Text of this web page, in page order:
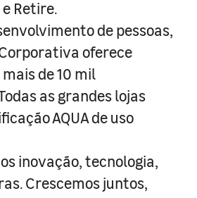
Retire.
de pessoas,
oferece
de 10 mil
as grandes lojas
AQUA de uso
inovação, tecnologia,
Crescemos juntos,